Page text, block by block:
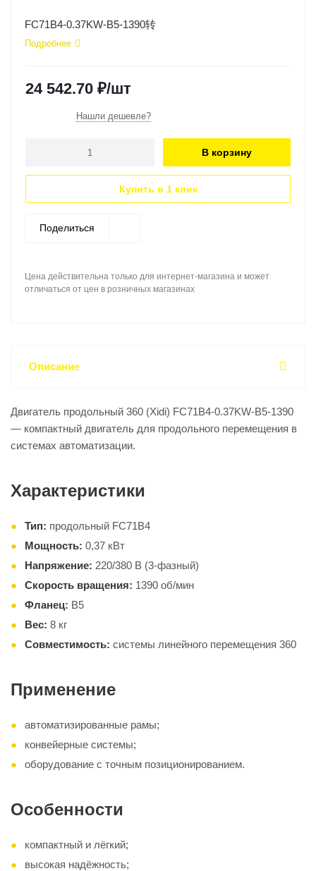
FC71B4-0.37KW-B5-1390转
Подробнее
24 542.70 ₽/шт
Нашли дешевле?
В корзину
Купить в 1 клик
Поделиться
Цена действительна только для интернет-магазина и может
отличаться от цен в розничных магазинах
Описание
Двигатель продольный 360 (Xidi) FC71B4-0.37KW-B5-1390
— компактный двигатель для продольного перемещения в
системах автоматизации.
Характеристики
Тип: продольный FC71B4
Мощность: 0,37 кВт
Напряжение: 220/380 В (3-фазный)
Скорость вращения: 1390 об/мин
Фланец: B5
Вес: 8 кг
Совместимость: системы линейного перемещения 360
Применение
автоматизированные рамы;
конвейерные системы;
оборудование с точным позиционированием.
Особенности
компактный и лёгкий;
высокая надёжность;